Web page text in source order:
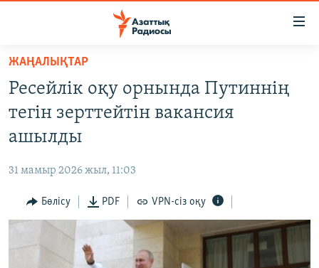
Skip
main
content
to
main
Navigation
to
AZATTYQTV
АДАМ ҚҰҚЫҚТАРЫ
ӘЛЕУМЕТ
АРНАЙЫ ЖОБАЛАР
ЖАҢАЛЫҚТАР
Ресейлік оқу орнында Путиннің
тегін зерттейтін вакансия
ашылды
31 мамыр 2026 жыл, 11:03
Бөлісу PDF VPN-сіз оқу